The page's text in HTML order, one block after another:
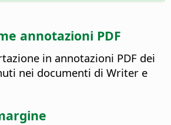
annotazioni PDF
in annotazioni PDF dei
nei documenti di Writer e